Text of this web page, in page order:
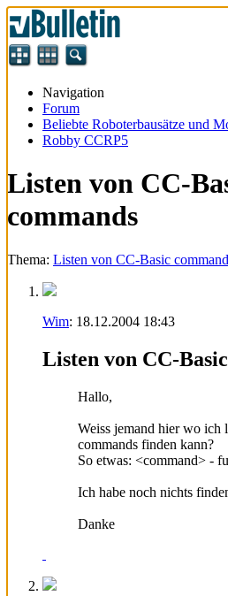
Navigation
Forum
Beliebte Roboterbausätze und
Robby CCRP5
Listen von CC-
commands
Thema: Listen von CC-Basic
Wim: 18.12.2004 18:43
Listen von CC-
Hallo,
Weiss jemand hier wo ich
commands finden kann?
So etwas: <command> -
Ich habe noch nichts
Danke